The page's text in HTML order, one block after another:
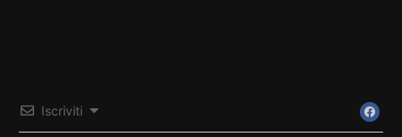
Iscriviti